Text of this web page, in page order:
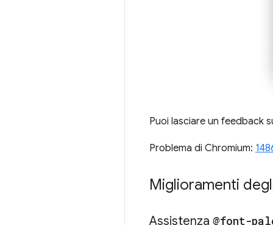
Puoi lasciare un feedback
Problema di Chromium:
Miglioramenti
Assistenza @font-